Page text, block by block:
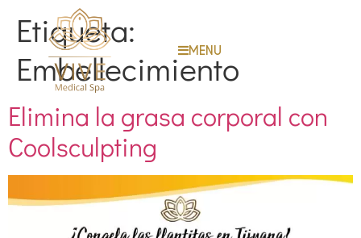
MENU
Etiqueta:
Embellecimiento
Elimina la grasa corporal con
Coolsculpting